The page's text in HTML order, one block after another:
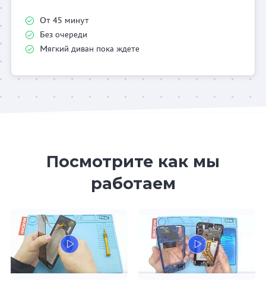
От 45 минут
Без очереди
Мягкий диван пока ждете
Посмотрите как мы
работаем